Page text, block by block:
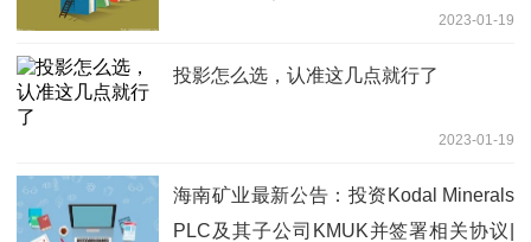
2023-01-19
投影怎么选，认准这几点就行了
2023-01-19
海南矿业最新公告：投资Kodal Minerals
PLC及其子公司KMUK并签署相关协议|